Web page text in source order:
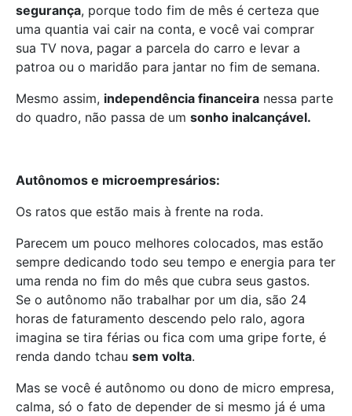
segurança, porque todo fim de mês é certeza que
uma quantia vai cair na conta, e você vai comprar
sua TV nova, pagar a parcela do carro e levar a
patroa ou o maridão para jantar no fim de semana.
Mesmo assim, independência financeira nessa parte
do quadro, não passa de um sonho inalcançável.
Autônomos e microempresários:
Os ratos que estão mais à frente na roda.
Parecem um pouco melhores colocados, mas estão
sempre dedicando todo seu tempo e energia para ter
uma renda no fim do mês que cubra seus gastos.
Se o autônomo não trabalhar por um dia, são 24
horas de faturamento descendo pelo ralo, agora
imagina se tira férias ou fica com uma gripe forte, é
renda dando tchau sem volta.
Mas se você é autônomo ou dono de micro empresa,
calma, só o fato de depender de si mesmo já é uma